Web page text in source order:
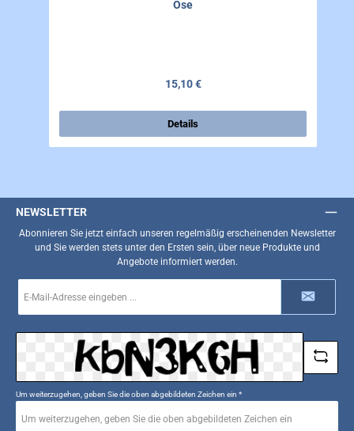
Öse
Regulärer Preis:
15,10 €
Details
NEWSLETTER
Abonnieren Sie jetzt einfach unseren regelmäßig erscheinenden Newsletter
und Sie werden stets unter den Ersten sein, über neue Produkte und
Angebote informiert werden.
Mail-
*
Um weiterzugehen, geben Sie die oben abgebildeten Zeichen ein *